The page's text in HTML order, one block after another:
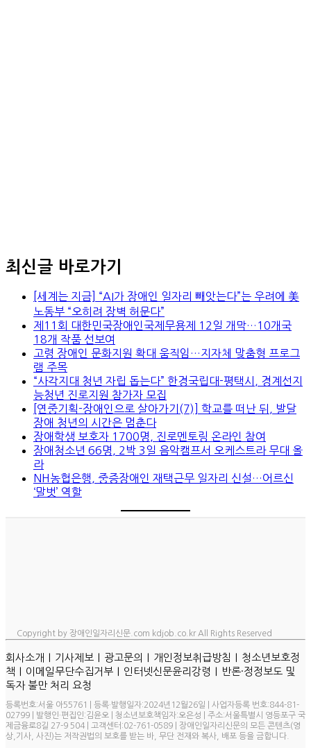
최신글 바로가기
[세계는 지금] “AI가 장애인 일자리 빼앗는다”는 우려에 美
노동부 “오히려 장벽 허문다”
제11회 대한민국장애인국제무용제 12일 개막…10개국
18개 작품 선보여
고령 장애인 문화지원 확대 움직임…지자체 맞춤형 프로그
램 주목
“사각지대 청년 자립 돕는다” 한경국립대-평택시, 경계선지
능청년 진로지원 참가자 모집
[연중기획-장애인으로 살아가기(7)] 학교를 떠난 뒤, 발달
장애 청년의 시간은 멈춘다
장애학생 보호자 1700명, 진로멘토링 온라인 참여
장애청소년 66명, 2박 3일 음악캠프서 오케스트라 무대 올
라
NH농협은행, 중증장애인 재택근무 일자리 신설…어르신
‘말벗’ 역할
Copyright by 장애인일자리신문.com kdjob.co.kr All Rights Reserved
회사소개 ㅣ 기사제보 ㅣ 광고문의 ㅣ 개인정보취급방침 ㅣ 청소년보호정
책 ㅣ 이메일무단수집거부 ㅣ 인터넷신문윤리강령 ㅣ 반론·정정보도 및
독자 불만 처리 요청
등록번호:서울 아55761 | 등록·발행일자:2024년12월26일 | 사업자등록 번호:844-81-
02799 | 발행인·편집인:김윤오 | 청소년보호책임자:오은성 | 주소:서울특별시 영등포구 국
제금융로8길 27-9 504 | 고객센터:02-761-0589 | 장애인일자리신문의 모든 콘텐츠(영
상,기사, 사진)는 저작권법의 보호를 받는 바, 무단 전재와 복사, 배포 등을 금합니다.